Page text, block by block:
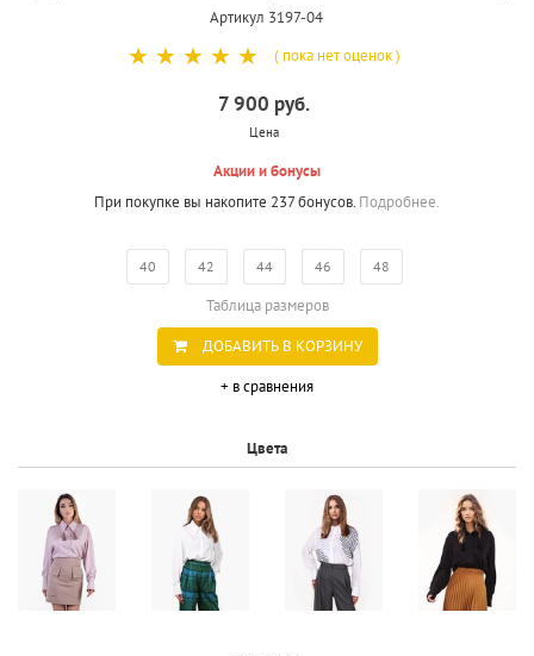
Артикул 3197-04
☆
☆
☆
☆
☆ ( пока нет оценок )
7 900 руб.
Цена
Акции и бонусы
При покупке вы накопите 237 бонусов. Подробнее.
40 42 44 46 48
Таблица размеров
ДОБАВИТЬ В КОРЗИНУ
+ в сравнения
Цвета